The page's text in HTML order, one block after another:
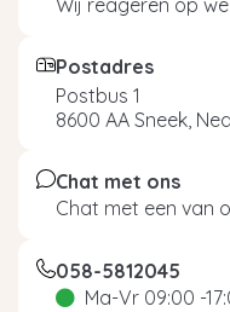
Wij reageren op
Postadres
Postbus 1
8600 AA Sneek,
Chat met ons
Chat met een van
058-5812045
Ma-Vr 09:00 -